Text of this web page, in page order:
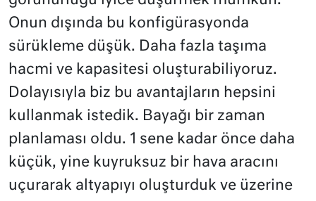
Onun dışında bu konfigürasyonda
sürükleme düşük. Daha fazla taşıma
hacmi ve kapasitesi oluşturabiliyoruz.
Dolayısıyla biz bu avantajların hepsini
kullanmak istedik. Bayağı bir zaman
planlaması oldu. 1 sene kadar önce daha
küçük, yine kuyruksuz bir hava aracını
uçurarak altyapıyı oluşturduk ve üzerine